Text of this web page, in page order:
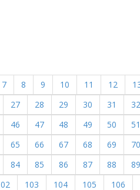
7 8 9 10 11 12
27 28 29 30 31 32
46 47 48 49 50 51
65 66 67 68 69 70
84 85 86 87 88 89
103 104 105 106